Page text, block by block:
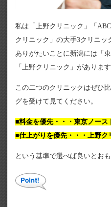
私は「上野クリニック」「
クリニック」の大手3クリニッ
ありがたいことに新潟には「
「上野クリニック」があります
この二つのクリニックはぜひ
グを受けて見てください。
■料金を優先・・・東京ノース
■仕上がりを優先・・・上野ク
という基準で選べば良いとおも